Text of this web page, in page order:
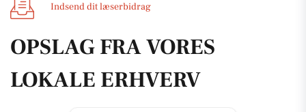
Indsend dit læserbidrag
OPSLAG FRA VORES
LOKALE ERHVERV